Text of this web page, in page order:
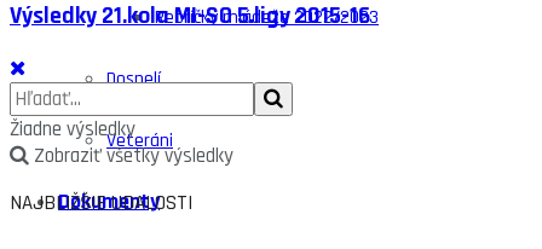
Rebríčky mládeže 2022/2023
Dospelí
Veteráni
Dokumenty
Výsledky 21.kola MI-SO 5.ligy 2015-16
Žiadne výsledky
Zobraziť všetky výsledky
NAJBLIŽŠIE UDALOSTI